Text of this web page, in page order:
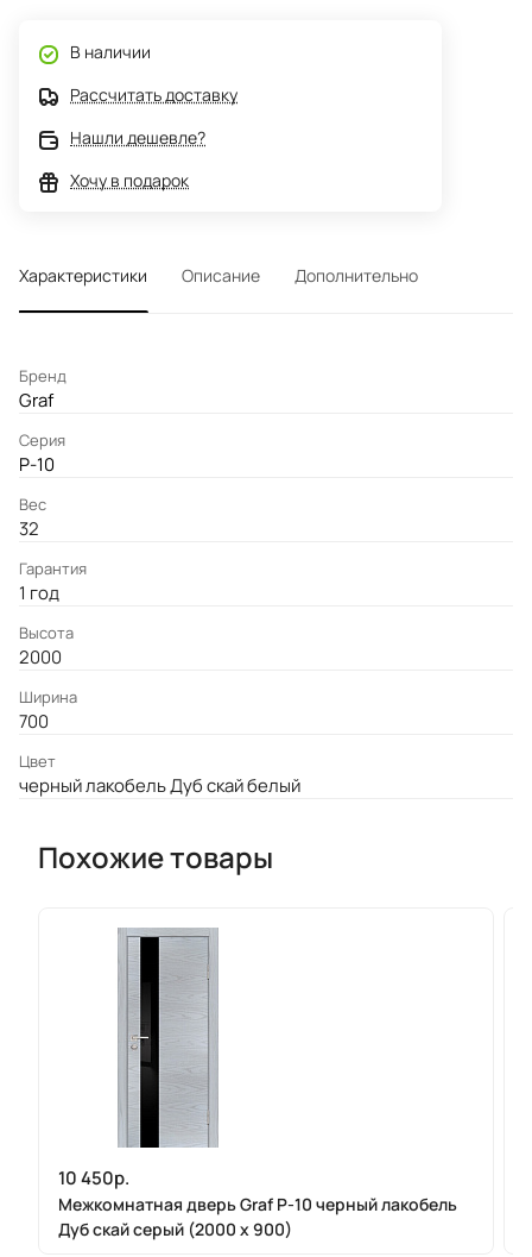
В наличии
Рассчитать доставку
Нашли дешевле?
Хочу в подарок
Характеристики Описание Дополнительно
Бренд
Graf
Серия
P-10
Вес
32
Гарантия
1 год
Высота
2000
Ширина
700
Цвет
черный лакобель Дуб скай белый
Похожие товары
10 450р.
Межкомнатная дверь Graf P-10 черный лакобель
Дуб скай серый (2000 х 900)